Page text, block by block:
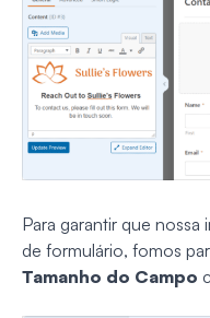
Para garantir que
de formulário, fomos
Tamanho do Campo